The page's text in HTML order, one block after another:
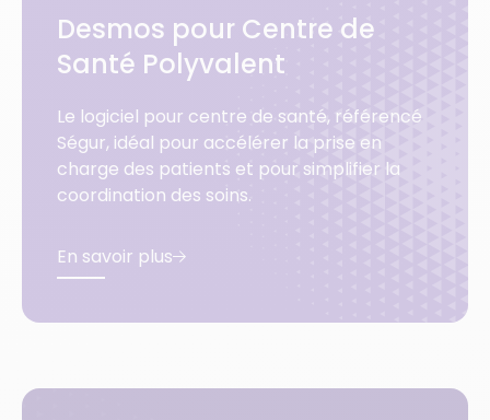
Desmos pour Centre de
Santé Polyvalent
Le logiciel pour centre de santé, référencé
Ségur, idéal pour accélérer la prise en
charge des patients et pour simplifier la
coordination des soins.
En savoir plus